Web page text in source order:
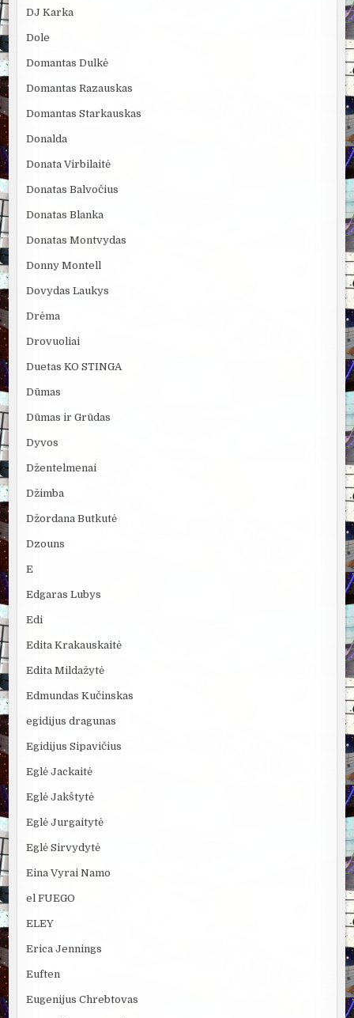
DJ Karka
Dole
Domantas Dulkė
Domantas Razauskas
Domantas Starkauskas
Donalda
Donata Virbilaitė
Donatas Balvočius
Donatas Blanka
Donatas Montvydas
Donny Montell
Dovydas Laukys
Drėma
Drovuoliai
Duetas KO STINGA
Dūmas
Dūmas ir Grūdas
Dyvos
Džentelmenai
Džimba
Džordana Butkutė
Dzouns
E
Edgaras Lubys
Edi
Edita Krakauskaitė
Edita Mildažytė
Edmundas Kučinskas
egidijus dragunas
Egidijus Sipavičius
Eglė Jackaitė
Eglė Jakštytė
Eglė Jurgaitytė
Eglė Sirvydytė
Eina Vyrai Namo
el FUEGO
ELEY
Erica Jennings
Euften
Eugenijus Chrebtovas